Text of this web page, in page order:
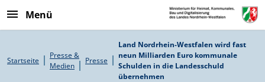
Menü
Pfadnavigation
Startseite
Presse &
Medien
Presse
Land Nordrhein-Westfalen wird fast
neun Milliarden Euro kommunale
Schulden in die Landesschuld
übernehmen